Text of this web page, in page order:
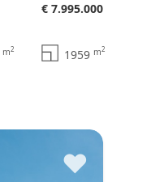
€ 7.995.000
m2 1959 m2
♥